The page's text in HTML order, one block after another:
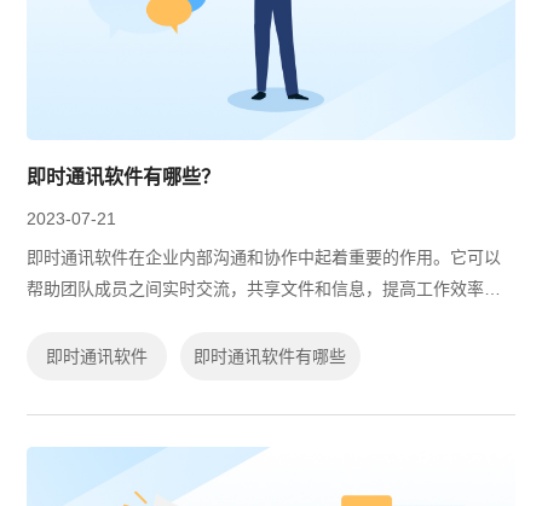
即时通讯软件有哪些？
2023-07-21
即时通讯软件在企业内部沟通和协作中起着重要的作用。它可以
帮助团队成员之间实时交流，共享文件和信息，提高工作效率。
用的即时通讯软件。
即时通讯软件 即时通讯软件有哪些